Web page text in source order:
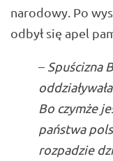
narodowy. Po
odbył się apel
– Spuścizna
Bo czymże
państwa
rozpadzie